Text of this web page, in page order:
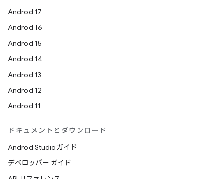
Android 17
Android 16
Android 15
Android 14
Android 13
Android 12
Android 11
ドキュメントとダウンロード
Android Studio ガイド
デベロッパー ガイド